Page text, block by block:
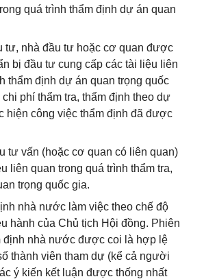
quá trình thẩm định dự án quan
tư, nhà đầu tư hoặc cơ quan được
bị đầu tư cung cấp các tài liệu liên
thẩm định dự án quan trọng quốc
phí thẩm tra, thẩm định theo dự
hiện công việc thẩm định đã được
tư vấn (hoặc cơ quan có liên quan)
liên quan trong quá trình thẩm tra,
trọng quốc gia.
nhà nước làm việc theo chế độ
hành của Chủ tịch Hội đồng. Phiên
định nhà nước được coi là hợp lệ
thành viên tham dự (kể cả người
ý kiến kết luận được thống nhất